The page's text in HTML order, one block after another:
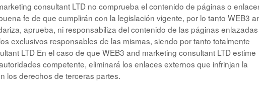
consultant LTD no comprueba el contenido de páginas o
fe de que cumplirán con la legislación vigente, por lo tanto WEB3
aprueba, ni responsabiliza del contenido de las páginas
exclusivos responsables de las mismas, siendo por tanto totalmente
LTD En el caso de que WEB3 and marketing consultant LTD estime
competente, eliminará los enlaces externos que infrinjan la
los derechos de terceras partes.